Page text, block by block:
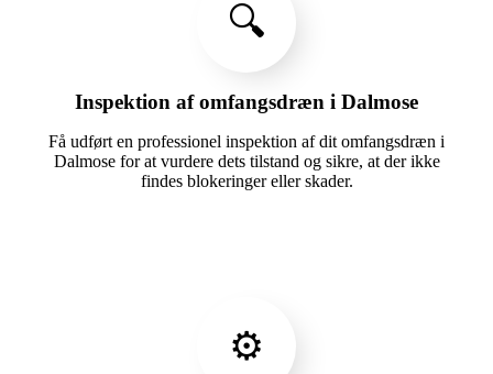
🔍
Inspektion af omfangsdræn i Dalmose
Få udført en professionel inspektion af dit omfangsdræn i
Dalmose for at vurdere dets tilstand og sikre, at der ikke
findes blokeringer eller skader.
⚙️